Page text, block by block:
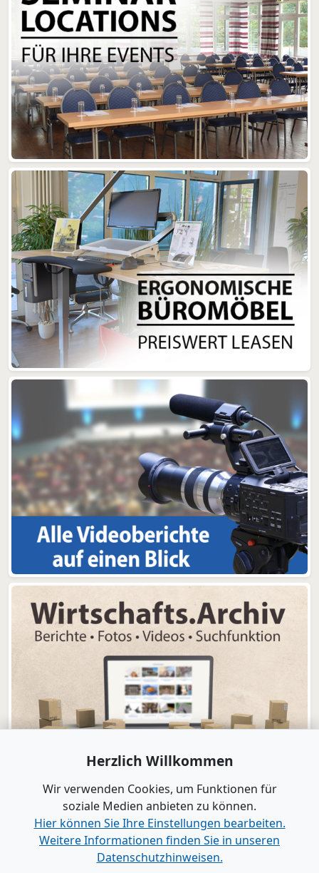
www.B2B-Wirtschaft.de
Herzlich Willkommen
Wir verwenden Cookies, um Funktionen für
soziale Medien anbieten zu können.
Hier können Sie Ihre Einstellungen bearbeiten.
Weitere Informationen finden Sie in unseren
Datenschutzhinweisen.